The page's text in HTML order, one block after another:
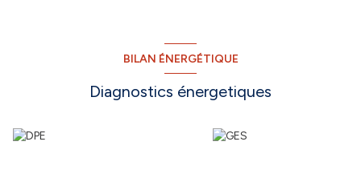
BILAN ÉNERGÉTIQUE
Diagnostics énergetiques